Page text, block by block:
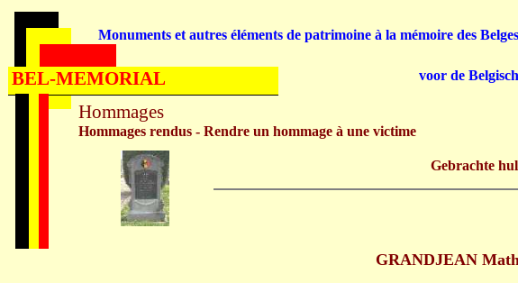
GRANDJEAN
Hommages
Hommages rendus - Rendre un hommage à une victime
Gebrachte
Monuments et autres éléments de patrimoine à la mémoire des
voor de
BEL-MEMORIAL